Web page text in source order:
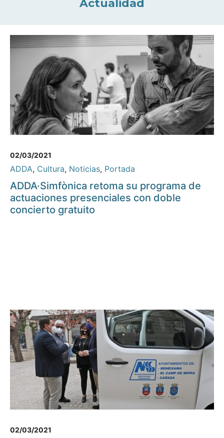
Actualidad
02/03/2021
ADDA, Cultura, Noticias, Portada
ADDA·Simfònica retoma su programa de
actuaciones presenciales con doble
concierto gratuito
02/03/2021